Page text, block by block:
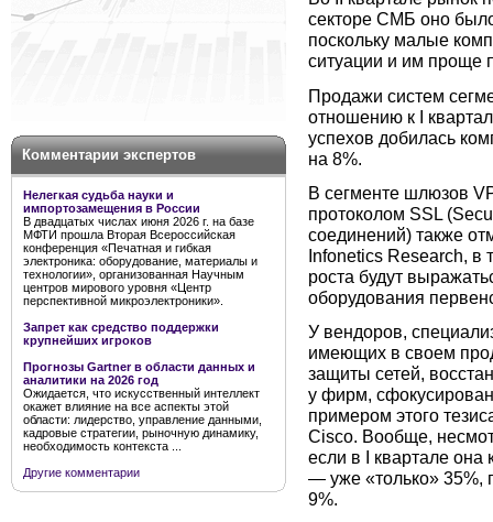
Комментарии экспертов
Нелегкая судьба науки и
импортозамещения в России
В двадцатых числах июня 2026 г. на базе
МФТИ прошла Вторая Всероссийская
конференция «Печатная и гибкая
электроника: оборудование, материалы и
технологии», организованная Научным
центров мирового уровня «Центр
перспективной микроэлектроники».
Запрет как средство поддержки
крупнейших игроков
Прогнозы Gartner в области данных и
аналитики на 2026 год
Ожидается, что искусственный интеллект
окажет влияние на все аспекты этой
области: лидерство, управление данными,
кадровые стратегии, рыночную динамику,
необходимость контекста ...
Другие комментарии
секторе СМБ оно
поскольку малые
ситуации и им проще
Продажи систем
отношению к I
успехов добилась
на 8%.
В сегменте шлюзов
протоколом SSL
соединений) также
Infonetics Research, в
роста будут
оборудования
У вендоров,
имеющих в своем
защиты сетей,
у фирм,
примером этого
Cisco. Вообще,
если в I квартале она
— уже «только» 35%,
9%.